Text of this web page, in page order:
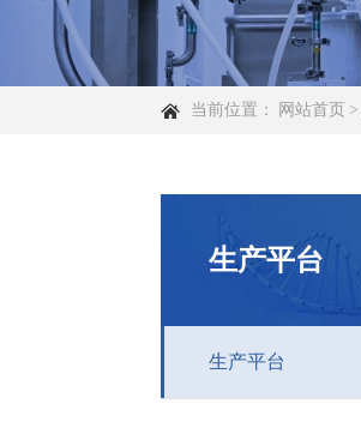
当前位置： 网站首页 >
生产平台
生产平台